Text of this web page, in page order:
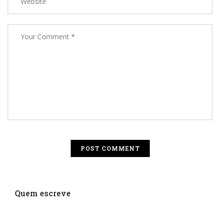
Quem escreve